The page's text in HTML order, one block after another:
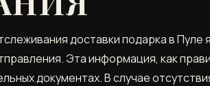
доставки подарка в Пуле
Эта информация, как
документах. В случае